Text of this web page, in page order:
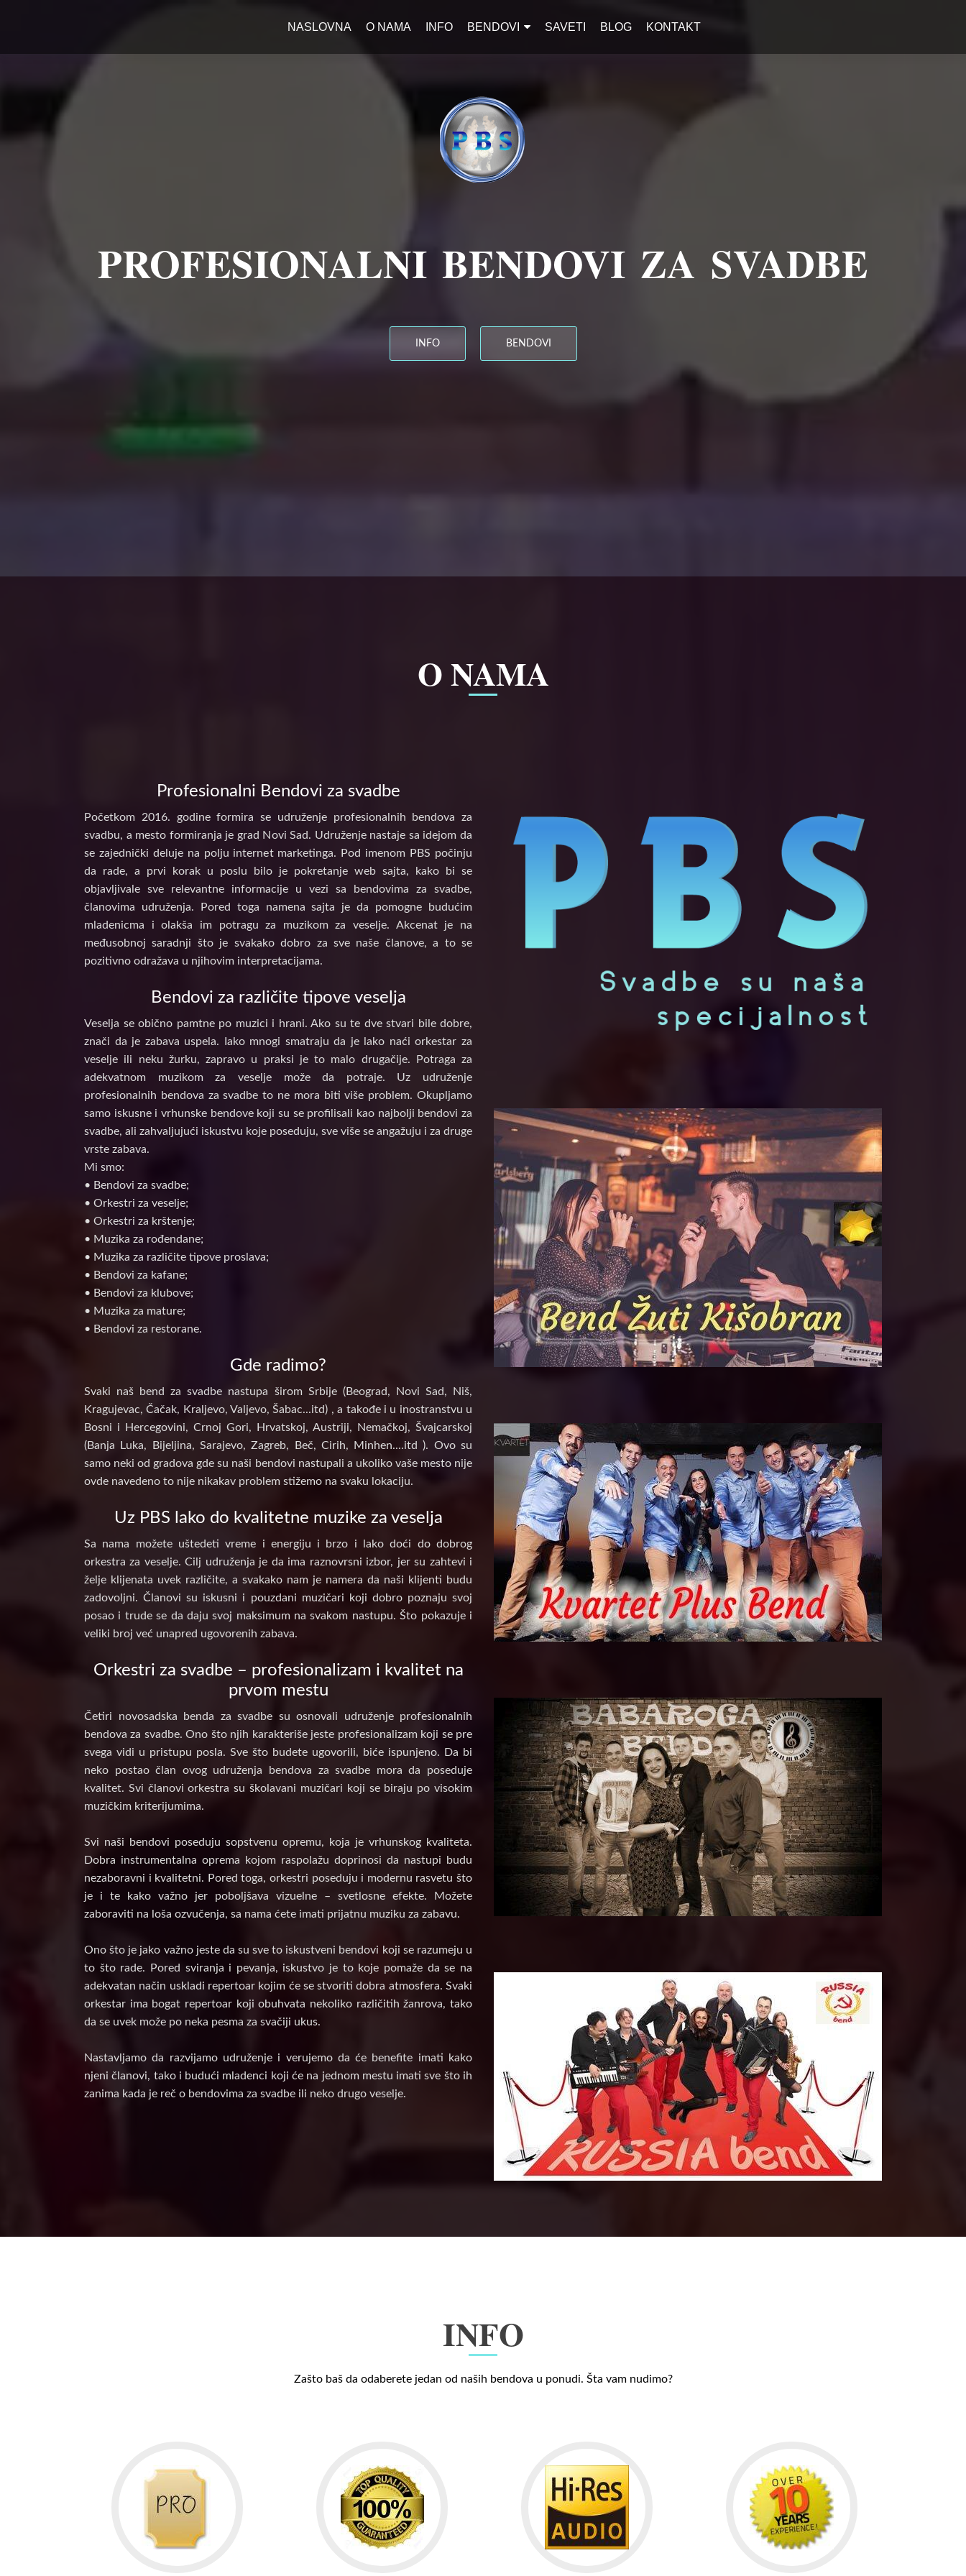
NASLOVNA O NAMA INFO BENDOVI SAVETI BLOG KONTAKT
PROFESIONALNI BENDOVI ZA SVADBE
INFO BENDOVI
O NAMA
Profesionalni Bendovi za svadbe
Početkom 2016. godine formira se udruženje profesionalnih bendova za
svadbu, a mesto formiranja je grad Novi Sad. Udruženje nastaje sa idejom da
se zajednički deluje na polju internet marketinga. Pod imenom PBS počinju
da rade, a prvi korak u poslu bilo je pokretanje web sajta, kako bi se
objavljivale sve relevantne informacije u vezi sa bendovima za svadbe,
članovima udruženja. Pored toga namena sajta je da pomogne budućim
mladenicma i olakša im potragu za muzikom za veselje. Akcenat je na
međusobnoj saradnji što je svakako dobro za sve naše članove, a to se
pozitivno odražava u njihovim interpretacijama.
Bendovi za različite tipove veselja
Veselja se obično pamtne po muzici i hrani. Ako su te dve stvari bile dobre,
znači da je zabava uspela. Iako mnogi smatraju da je lako naći orkestar za
veselje ili neku žurku, zapravo u praksi je to malo drugačije. Potraga za
adekvatnom muzikom za veselje može da potraje. Uz udruženje
profesionalnih bendova za svadbe to ne mora biti više problem. Okupljamo
samo iskusne i vrhunske bendove koji su se profilisali kao najbolji bendovi za
svadbe, ali zahvaljujući iskustvu koje poseduju, sve više se angažuju i za druge
vrste zabava.
Mi smo:
• Bendovi za svadbe;
• Orkestri za veselje;
• Orkestri za krštenje;
• Muzika za rođendane;
• Muzika za različite tipove proslava;
• Bendovi za kafane;
• Bendovi za klubove;
• Muzika za mature;
• Bendovi za restorane.
Gde radimo?
Svaki naš bend za svadbe nastupa širom Srbije (Beograd, Novi Sad, Niš,
Kragujevac, Čačak, Kraljevo, Valjevo, Šabac...itd) , a takođe i u inostranstvu u
Bosni i Hercegovini, Crnoj Gori, Hrvatskoj, Austriji, Nemačkoj, Švajcarskoj
(Banja Luka, Bijeljina, Sarajevo, Zagreb, Beč, Cirih, Minhen....itd ). Ovo su
samo neki od gradova gde su naši bendovi nastupali a ukoliko vaše mesto nije
ovde navedeno to nije nikakav problem stižemo na svaku lokaciju.
Uz PBS lako do kvalitetne muzike za veselja
Sa nama možete uštedeti vreme i energiju i brzo i lako doći do dobrog
orkestra za veselje. Cilj udruženja je da ima raznovrsni izbor, jer su zahtevi i
želje klijenata uvek različite, a svakako nam je namera da naši klijenti budu
zadovoljni. Članovi su iskusni i pouzdani muzičari koji dobro poznaju svoj
posao i trude se da daju svoj maksimum na svakom nastupu. Što pokazuje i
veliki broj već unapred ugovorenih zabava.
Orkestri za svadbe – profesionalizam i kvalitet na
prvom mestu
Četiri novosadska benda za svadbe su osnovali udruženje profesionalnih
bendova za svadbe. Ono što njih karakteriše jeste profesionalizam koji se pre
svega vidi u pristupu posla. Sve što budete ugovorili, biće ispunjeno. Da bi
neko postao član ovog udruženja bendova za svadbe mora da poseduje
kvalitet. Svi članovi orkestra su školavani muzičari koji se biraju po visokim
muzičkim kriterijumima.
Svi naši bendovi poseduju sopstvenu opremu, koja je vrhunskog kvaliteta.
Dobra instrumentalna oprema kojom raspolažu doprinosi da nastupi budu
nezaboravni i kvalitetni. Pored toga, orkestri poseduju i modernu rasvetu što
je i te kako važno jer poboljšava vizuelne – svetlosne efekte. Možete
zaboraviti na loša ozvučenja, sa nama ćete imati prijatnu muziku za zabavu.
Ono što je jako važno jeste da su sve to iskustveni bendovi koji se razumeju u
to što rade. Pored sviranja i pevanja, iskustvo je to koje pomaže da se na
adekvatan način uskladi repertoar kojim će se stvoriti dobra atmosfera. Svaki
orkestar ima bogat repertoar koji obuhvata nekoliko različitih žanrova, tako
da se uvek može po neka pesma za svačiji ukus.
Nastavljamo da razvijamo udruženje i verujemo da će benefite imati kako
njeni članovi, tako i budući mladenci koji će na jednom mestu imati sve što ih
zanima kada je reč o bendovima za svadbe ili neko drugo veselje.
INFO
Zašto baš da odaberete jedan od naših bendova u ponudi. Šta vam nudimo?